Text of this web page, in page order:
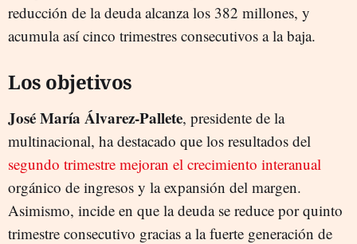
reducción de la deuda alcanza los 382 millones, y
acumula así cinco trimestres consecutivos a la baja.
Los objetivos
José María Álvarez-Pallete, presidente de la
multinacional, ha destacado que los resultados del
segundo trimestre mejoran el crecimiento interanual
orgánico de ingresos y la expansión del margen.
Asimismo, incide en que la deuda se reduce por quinto
trimestre consecutivo gracias a la fuerte generación de